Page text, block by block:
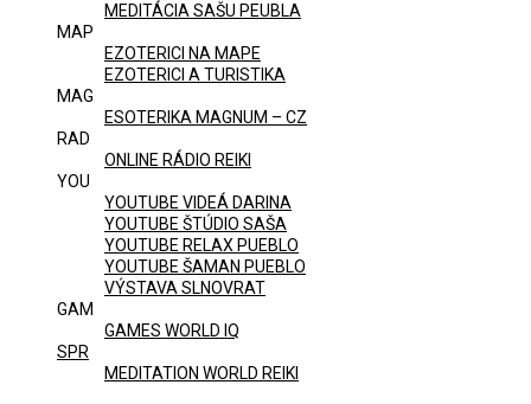
MEDITÁCIA SAŠU PEUBLA
MAP
EZOTERICI NA MAPE
EZOTERICI A TURISTIKA
MAG
ESOTERIKA MAGNUM – CZ
RAD
ONLINE RÁDIO REIKI
YOU
YOUTUBE VIDEÁ DARINA
YOUTUBE ŠTÚDIO SAŠA
YOUTUBE RELAX PUEBLO
YOUTUBE ŠAMAN PUEBLO
VÝSTAVA SLNOVRAT
GAM
GAMES WORLD IQ
SPR
MEDITATION WORLD REIKI